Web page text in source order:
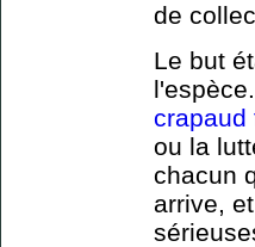
de
Le but
crapaud
ou la
chacun
arrive,